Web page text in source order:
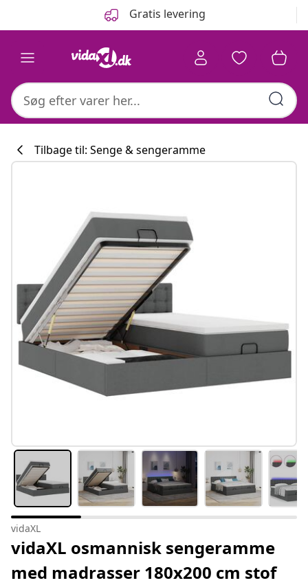
Gratis levering
#sharemevidaxl
Tilbage til: Senge & sengeramme
vidaXL
vidaXL osmannisk sengeramme
med madrasser 180x200 cm stof